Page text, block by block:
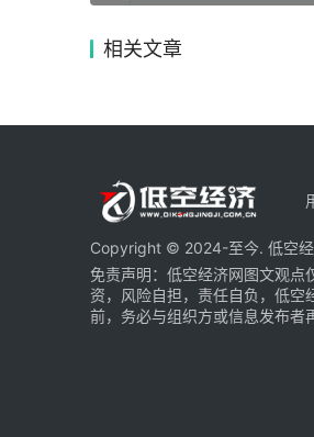
相关文章
Copyright © 2024-至今. 低空经
免责声明：低空经济网图文观
资，风险自担，责任自负，低空
前，务必与组织方或信息发布